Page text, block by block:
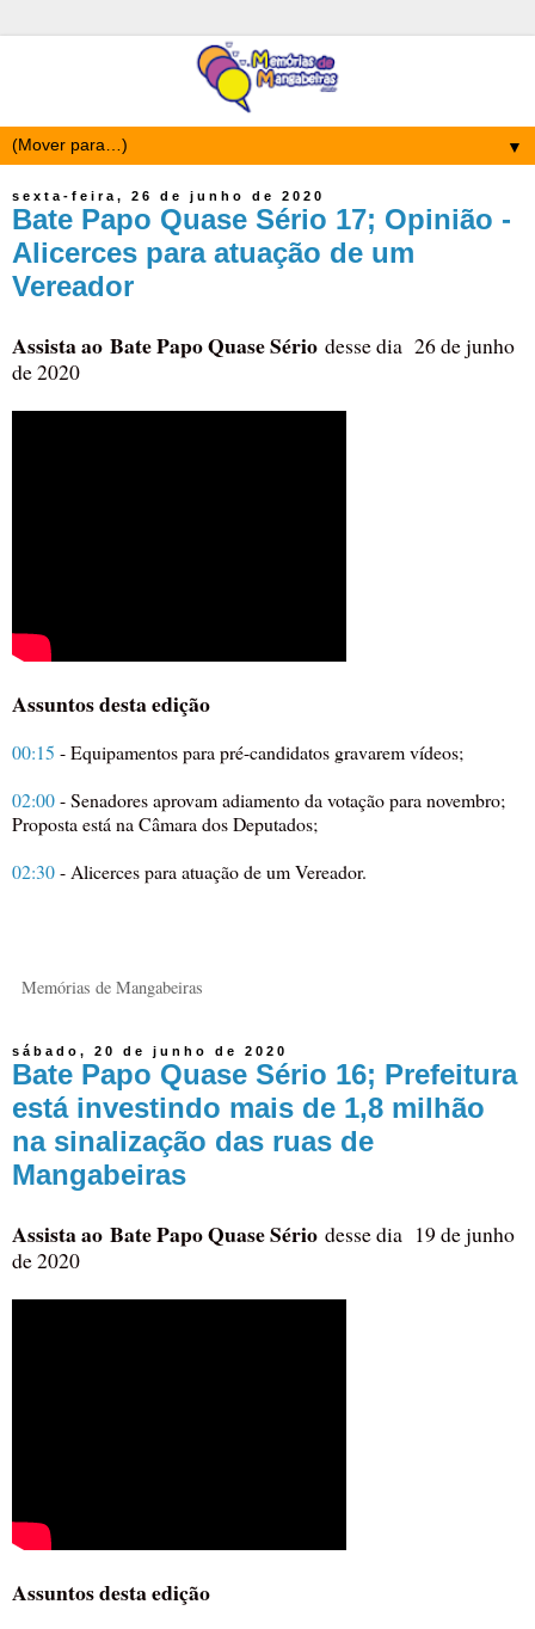
▼
sexta-feira, 26 de junho de 2020
Bate Papo Quase Sério 17; Opinião -
Alicerces para atuação de um
Vereador
Assista ao Bate Papo Quase Sério desse dia 26 de junho
de 2020
Assuntos desta edição
00:15 - Equipamentos para pré-candidatos gravarem vídeos;
02:00- Senadores aprovam adiamento da votação para novembro;
Proposta está na Câmara dos Deputados;
02:30- Alicerces para atuação de um Vereador.
Memórias de Mangabeiras
sábado, 20 de junho de 2020
Bate Papo Quase Sério 16; Prefeitura
está investindo mais de 1,8 milhão
na sinalização das ruas de
Mangabeiras
Assista ao Bate Papo Quase Sério desse dia 19 de junho
de 2020
Assuntos desta edição